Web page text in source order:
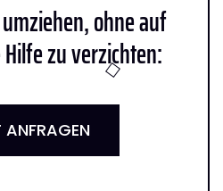
ohne auf
zu verzichten:
ANFRAGEN